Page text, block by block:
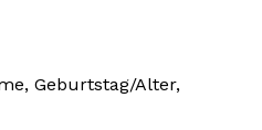
Geburtstag/Alter,